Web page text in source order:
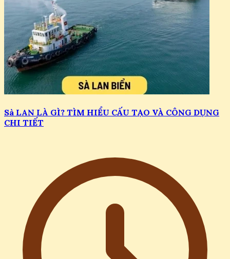
Sà LAN LÀ GÌ? TÌM HIỂU CẤU TẠO VÀ CÔNG DỤNG
CHI TIẾT